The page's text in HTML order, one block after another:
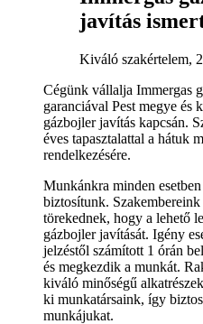
javítás
Kiváló szakértelem,
Cégünk vállalja Immergas
garanciával Pest megye és
gázbojler javítás kapcsán.
éves tapasztalattal a hátuk
rendelkezésére.
Munkánkra minden
biztosítunk. Szakembereink
törekednek, hogy a lehető
gázbojler javítását. Igény
jelzéstől számított 1 órán
és megkezdik a munkát.
kiváló minőségű
ki munkatársaink, így
munkájukat.